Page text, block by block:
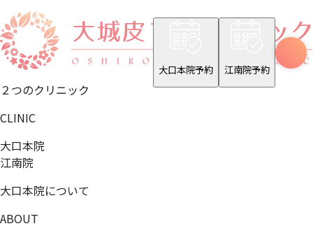
大口本院予約 江南院予約
２つのクリニック
CLINIC
大口本院
江南院
大口本院について
ABOUT